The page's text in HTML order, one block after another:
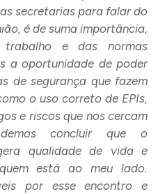
secretarias para falar do
é de suma importância,
e das normas
a oportunidade de poder
de segurança que fazem
o uso correto de EPIs,
e riscos que nos cercam
concluir que o
qualidade de vida e
está ao meu lado.
por esse encontro e